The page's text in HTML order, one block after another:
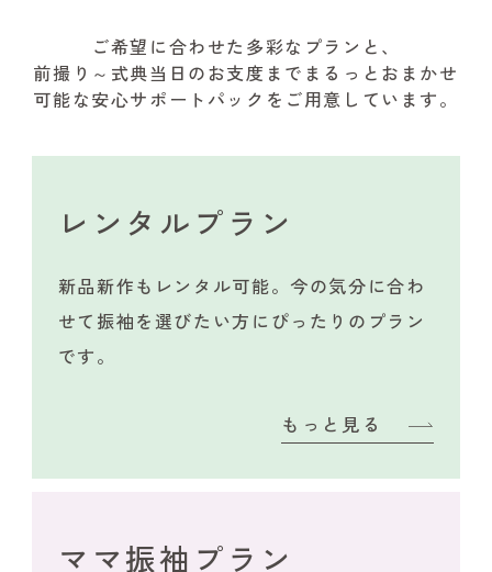
ご希望に合わせた多彩なプランと、
前撮り～式典当日のお支度までまるっとおまかせ
可能な安心サポートパックをご用意しています。
レンタルプラン
新品新作もレンタル可能。今の気分に合わ
せて振袖を選びたい方にぴったりのプラン
です。
もっと見る
ママ振袖プラン